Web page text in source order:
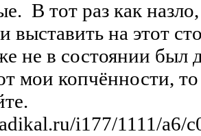
В тот раз как назло,
выставить на этот
не в состоянии был
мои копчённости, то
i177/1111/a6/